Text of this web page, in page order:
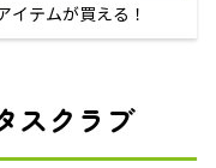
イテムが買える！
スクラブ